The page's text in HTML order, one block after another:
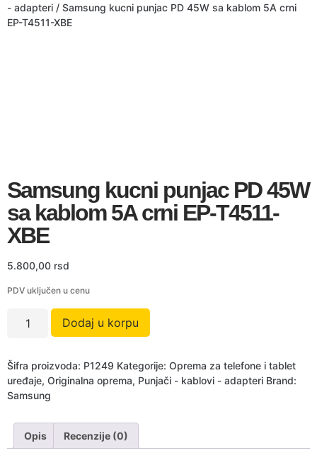
- adapteri / Samsung kucni punjac PD 45W sa kablom 5A crni
EP-T4511-XBE
Samsung kucni punjac PD 45W
sa kablom 5A crni EP-T4511-
XBE
5.800,00 rsd
PDV uključen u cenu
Dodaj u korpu
Šifra proizvoda: P1249 Kategorije: Oprema za telefone i tablet
uređaje, Originalna oprema, Punjači - kablovi - adapteri Brand:
Samsung
Opis Recenzije (0)